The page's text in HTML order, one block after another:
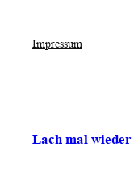
Impressum
Lach mal wieder